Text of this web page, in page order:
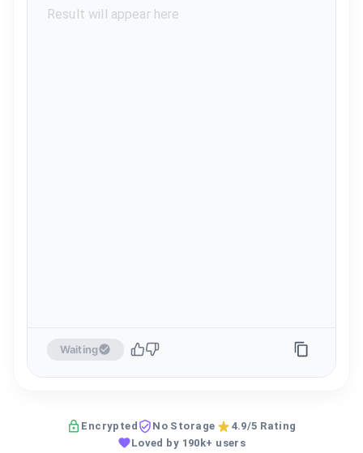
Waiting
Encrypted No Storage
4.9/5 Rating
Loved by 190k+ users